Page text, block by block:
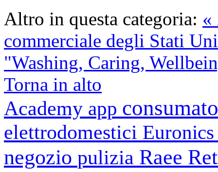
Altro in questa categoria: «
commerciale degli Stati
"Washing, Caring,
Torna in alto
Academy app
elettrodomestici
negozio pulizia Raee